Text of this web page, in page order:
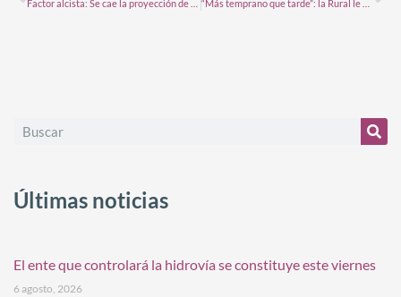
Últimas noticias
El ente que controlará la hidrovía se constituye este viernes
6 agosto, 2026